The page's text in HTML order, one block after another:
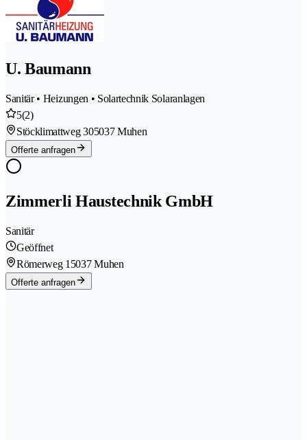
U. Baumann
Sanitär • Heizungen • Solartechnik Solaranlagen
5(2)
Stöcklimattweg 305037 Muhen
Offerte anfragen
Zimmerli Haustechnik GmbH
Sanitär
Geöffnet
Römerweg 1 5037 Muhen
Offerte anfragen